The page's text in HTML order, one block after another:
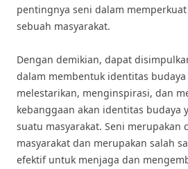
pentingnya seni dalam
sebuah masyarakat.
Dengan demikian, dapat
dalam membentuk identitas
melestarikan, menginspirasi, dan
kebanggaan akan identitas budaya
suatu masyarakat. Seni merupakan
masyarakat dan merupakan salah
efektif untuk menjaga dan